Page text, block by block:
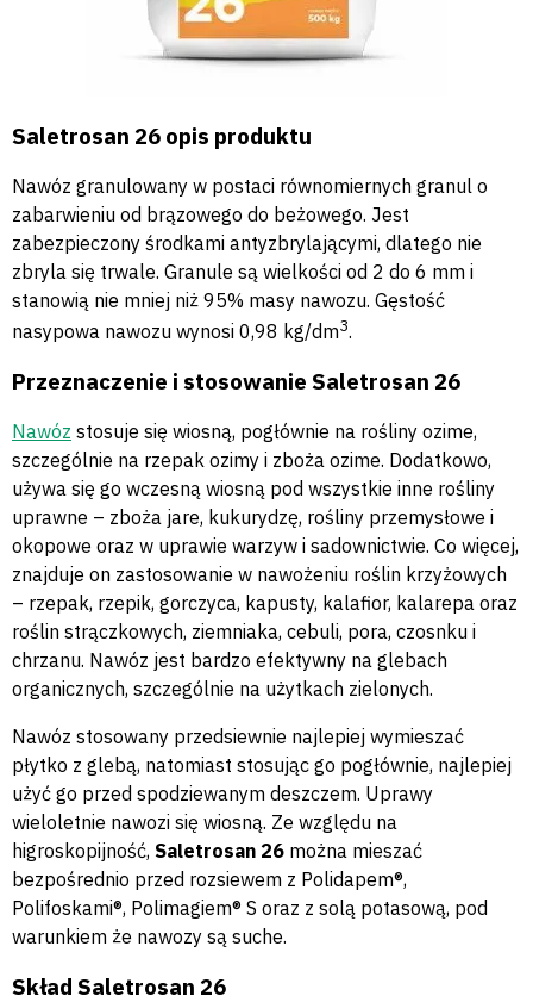
Saletrosan 26 opis produktu
Nawóz granulowany w postaci równomiernych granul o
zabarwieniu od brązowego do beżowego. Jest
zabezpieczony środkami antyzbrylającymi, dlatego nie
zbryla się trwale. Granule są wielkości od 2 do 6 mm i
stanowią nie mniej niż 95% masy nawozu. Gęstość
nasypowa nawozu wynosi 0,98 kg/dm3.
Przeznaczenie i stosowanie Saletrosan 26
Nawóz stosuje się wiosną, pogłównie na rośliny ozime,
szczególnie na rzepak ozimy i zboża ozime. Dodatkowo,
używa się go wczesną wiosną pod wszystkie inne rośliny
uprawne – zboża jare, kukurydzę, rośliny przemysłowe i
okopowe oraz w uprawie warzyw i sadownictwie. Co więcej,
znajduje on zastosowanie w nawożeniu roślin krzyżowych
– rzepak, rzepik, gorczyca, kapusty, kalafior, kalarepa oraz
roślin strączkowych, ziemniaka, cebuli, pora, czosnku i
chrzanu. Nawóz jest bardzo efektywny na glebach
organicznych, szczególnie na użytkach zielonych.
Nawóz stosowany przedsiewnie najlepiej wymieszać
płytko z glebą, natomiast stosując go pogłównie, najlepiej
użyć go przed spodziewanym deszczem. Uprawy
wieloletnie nawozi się wiosną. Ze względu na
higroskopijność, Saletrosan 26 można mieszać
bezpośrednio przed rozsiewem z Polidapem®,
Polifoskami®, Polimagiem® S oraz z solą potasową, pod
warunkiem że nawozy są suche.
Skład Saletrosan 26